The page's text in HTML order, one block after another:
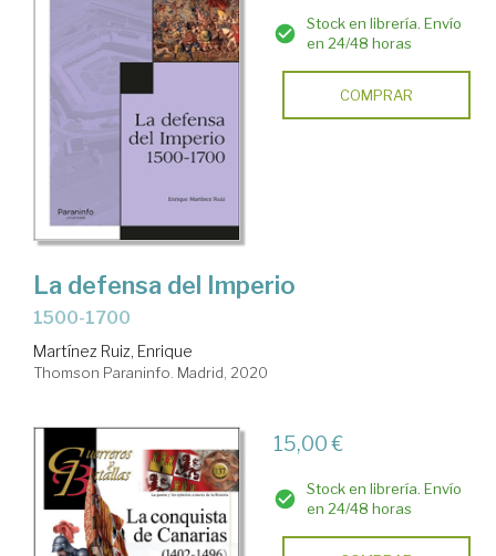
Stock en librería. Envío
en 24/48 horas
COMPRAR
La defensa del Imperio
1500-1700
Martínez Ruiz, Enrique
Thomson Paraninfo. Madrid, 2020
15,00 €
Stock en librería. Envío
en 24/48 horas